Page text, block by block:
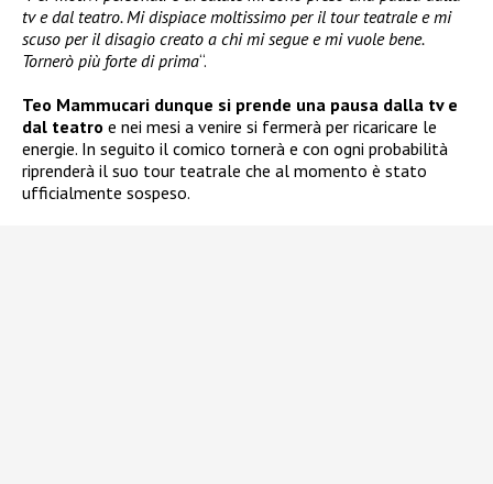
tv e dal teatro. Mi dispiace moltissimo per il tour teatrale e mi
scuso per il disagio creato a chi mi segue e mi vuole bene.
Tornerò più forte di prima“.
Teo Mammucari dunque si prende una pausa dalla tv e
dal teatro e nei mesi a venire si fermerà per ricaricare le
energie. In seguito il comico tornerà e con ogni probabilità
riprenderà il suo tour teatrale che al momento è stato
ufficialmente sospeso.